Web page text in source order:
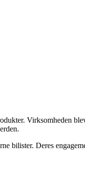
Virksomheden
bilister. Deres